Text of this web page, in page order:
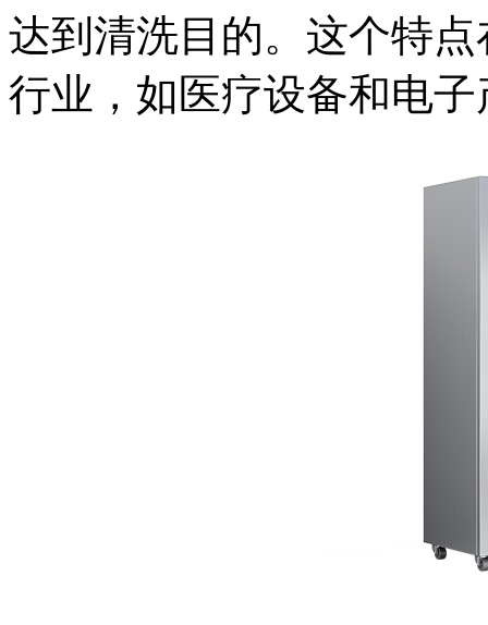
达到清洗目的。这个特
行业，如医疗设备和电